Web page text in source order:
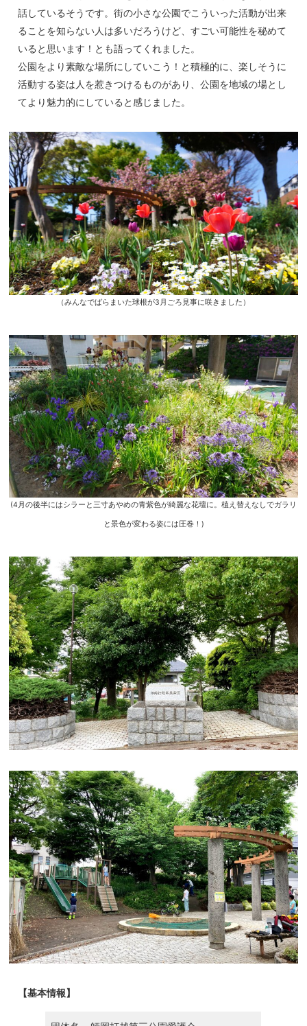
話しているそうです。街の小さな公園でこういった活動が出来
ることを知らない人は多いだろうけど、すごい可能性を秘めて
いると思います！とも語ってくれました。
公園をより素敵な場所にしていこう！と積極的に、楽しそうに
活動する姿は人を惹きつけるものがあり、公園を地域の場とし
てより魅力的にしていると感じました。
（みんなでばらまいた球根が3月ごろ見事に咲きました）
(4月の後半にはシラーと三寸あやめの青紫色が綺麗な花壇に。植え替えなしでガラリ
と景色が変わる姿には圧巻！)
【基本情報】